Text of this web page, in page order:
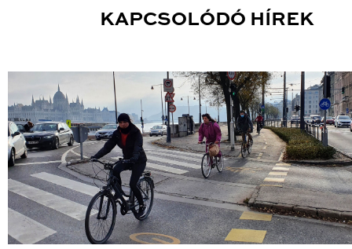
KAPCSOLÓDÓ HÍREK